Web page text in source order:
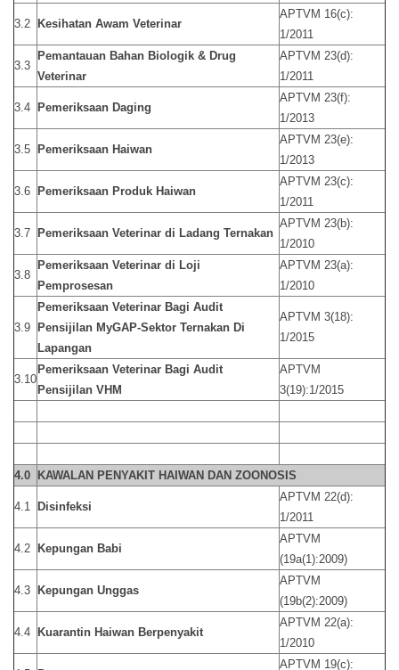
3.2 Kesihatan Awam Veterinar
APTVM 16(c):
1/2011
3.3
Pemantauan Bahan Biologik & Drug
Veterinar
APTVM 23(d):
1/2011
3.4 Pemeriksaan Daging
APTVM 23(f):
1/2013
3.5 Pemeriksaan Haiwan
APTVM 23(e):
1/2013
3.6 Pemeriksaan Produk Haiwan
APTVM 23(c):
1/2011
3.7 Pemeriksaan Veterinar di Ladang Ternakan
APTVM 23(b):
1/2010
3.8
Pemeriksaan Veterinar di Loji
Pemprosesan
APTVM 23(a):
1/2010
3.9
Pemeriksaan Veterinar Bagi Audit
Pensijilan MyGAP-Sektor Ternakan Di
Lapangan
APTVM 3(18):
1/2015
3.10
Pemeriksaan Veterinar Bagi Audit
Pensijilan VHM
APTVM
3(19):1/2015
4.0 KAWALAN PENYAKIT HAIWAN DAN ZOONOSIS
4.1 Disinfeksi
APTVM 22(d):
1/2011
4.2 Kepungan Babi
APTVM
(19a(1):2009)
4.3 Kepungan Unggas
APTVM
(19b(2):2009)
4.4 Kuarantin Haiwan Berpenyakit
APTVM 22(a):
1/2010
APTVM 19(c):